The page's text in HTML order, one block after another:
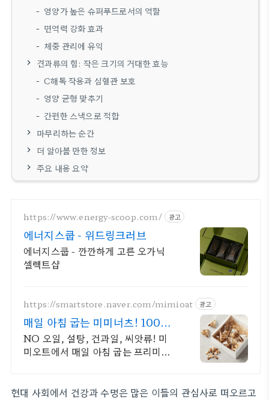
영양가 높은 슈퍼푸드로서의 역할
면역력 강화 효과
체중 관리에 유익
견과류의 힘: 작은 크기의 거대한 효능
C해독 작용과 심혈관 보호
영양 균형 맞추기
간편한 스낵으로 적합
마무리하는 순간
더 알아볼 만한 정보
주요 내용 요약
https://www.energy-scoop.com/ 광고
에너지스쿱 - 위드링크러브
에너지스쿱 - 깐깐하게 고른 오가닉
셀렉트샵
https://smartstore.naver.com/mimioat 광고
매일 아침 굽는 미미너츠! 100%
햇 견과류
NO 오일, 설탕, 건과일, 씨앗류! 미
미오트에서 매일 아침 굽는 프리미엄
선택, 미미너츠!
현대 사회에서 건강과 수명은 많은 이들의 관심사로 떠오르고